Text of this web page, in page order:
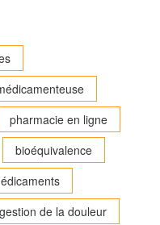
pharmacie en ligne
bioéquivalence
gestion de la douleur